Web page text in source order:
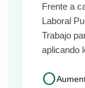
Frente a
Laboral
Trabajo
aplicando
circle